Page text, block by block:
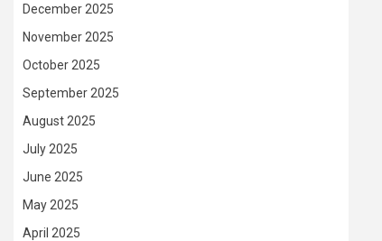
December 2025
November 2025
October 2025
September 2025
August 2025
July 2025
June 2025
May 2025
April 2025